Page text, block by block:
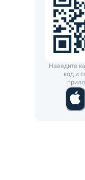
Наведите
код и